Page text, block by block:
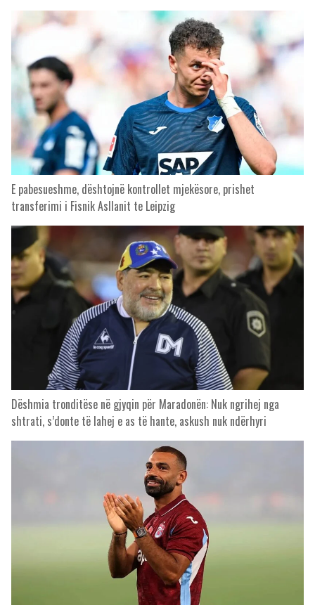
E pabesueshme, dështojnë kontrollet mjekësore, prishet
transferimi i Fisnik Asllanit te Leipzig
Dëshmia tronditëse në gjyqin për Maradonën: Nuk ngrihej nga
shtrati, s’donte të lahej e as të hante, askush nuk ndërhyri